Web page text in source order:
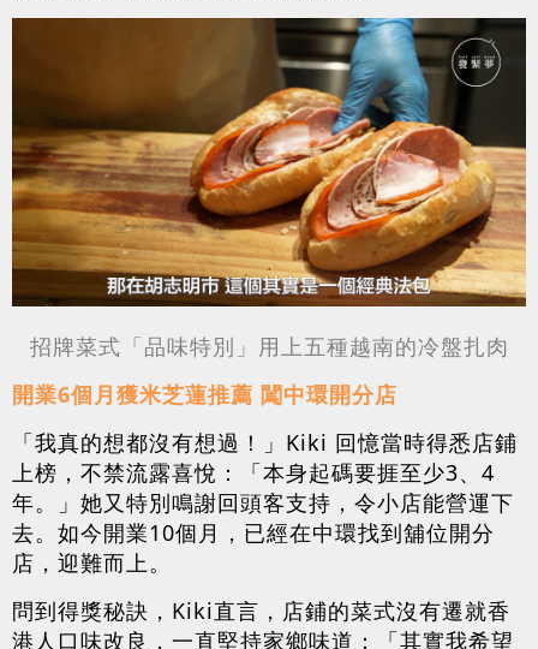
招牌菜式「品味特別」用上五種越南的冷盤扎肉
開業6個月獲米芝蓮推薦 闖中環開分店
「我真的想都沒有想過！」Kiki 回憶當時得悉店鋪
上榜，不禁流露喜悅：「本身起碼要捱至少3、4
年。」她又特別鳴謝回頭客支持，令小店能營運下
去。如今開業10個月，已經在中環找到舖位開分
店，迎難而上。
問到得獎秘訣，Kiki直言，店鋪的菜式沒有遷就香
港人口味改良，一直堅持家鄉味道：「其實我希望